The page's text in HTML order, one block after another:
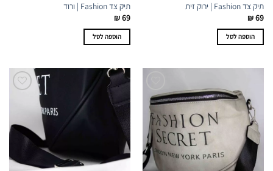
תיק צד Fashion | ירוק זית
₪69
הוספה לסל
תיק צד Fashion | ורוד
₪69
הוספה לסל